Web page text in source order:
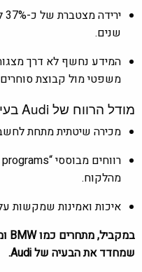
שנים.
המידע נחשף לא דרך
משפטי מול קבוצת סוחרים.
מודל הרווח של Audi בעייתי
מכירה שיטתית מתחת
מהלקוח.
איכות ואמינות שמקשות
במקביל, מתחרים כמוBMW
שמחדד את הבעיה של Audi.